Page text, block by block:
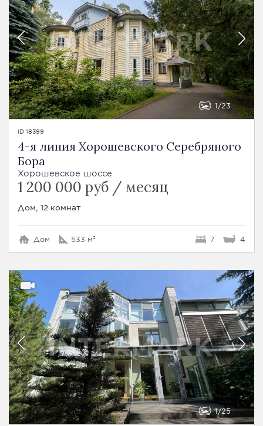
1 23
ID 18399
4-я линия Хорошевского Серебряного
Бора
Хорошевское шоссе
1 200 000 руб / месяц
Дом, 12 комнат
Дом 533 м² 7 4
1 25